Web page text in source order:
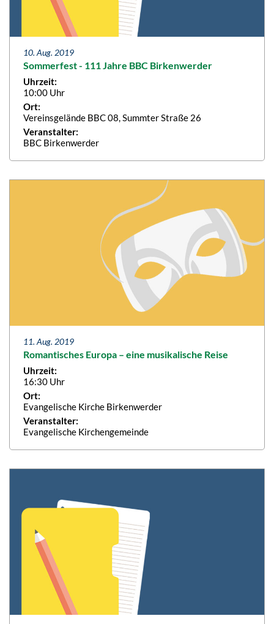
10. Aug. 2019
Sommerfest - 111 Jahre BBC Birkenwerder
Uhrzeit:
10:00 Uhr
Ort:
Vereinsgelände BBC 08, Summter Straße 26
Veranstalter:
BBC Birkenwerder
11. Aug. 2019
Romantisches Europa – eine musikalische Reise
Uhrzeit:
16:30 Uhr
Ort:
Evangelische Kirche Birkenwerder
Veranstalter:
Evangelische Kirchengemeinde